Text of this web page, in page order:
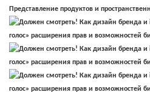
Представление продуктов и